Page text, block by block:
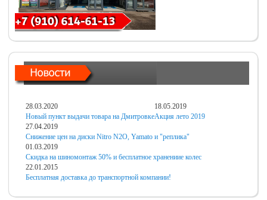
28.03.2020
Новый пункт выдачи товара на Дмитровке
18.05.2019
Акция лето 2019
27.04.2019
Снижение цен на диски Nitro N2O, Yamato и "реплика"
01.03.2019
Скидка на шиномонтаж 50% и бесплатное хранениие колес
22.01.2015
Бесплатная доставка до транспортной компании!